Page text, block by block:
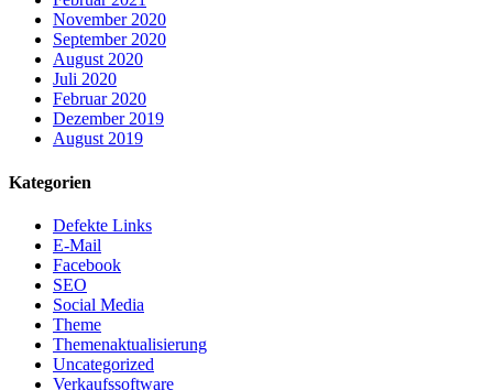
November 2020
September 2020
August 2020
Juli 2020
Februar 2020
Dezember 2019
August 2019
Kategorien
Defekte Links
E-Mail
Facebook
SEO
Social Media
Theme
Themenaktualisierung
Uncategorized
Verkaufssoftware